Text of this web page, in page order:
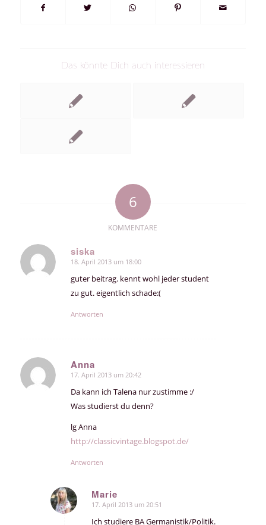
Das könnte Dich auch interessieren
6
KOMMENTARE
siska
sagte:
18. April 2013 um 18:00
guter beitrag. kennt wohl jeder student
zu gut. eigentlich schade:(
Antworten
Anna
sagte:
17. April 2013 um 20:42
Da kann ich Talena nur zustimme :/
Was studierst du denn?
lg Anna
http://classicvintage.blogspot.de/
Antworten
Marie
sagte:
17. April 2013 um 20:51
Ich studiere BA Germanistik/Politik.